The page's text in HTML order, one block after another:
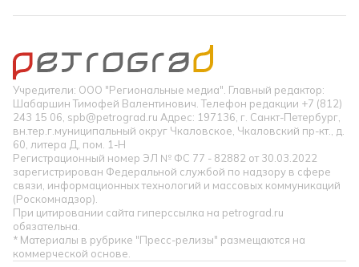
Учредители: ООО "Региональные медиа". Главный редактор:
Шабаршин Тимофей Валентинович. Телефон редакции +7 (812)
243 15 06, spb@petrograd.ru Адрес: 197136, г. Санкт-Петербург,
вн.тер.г.муниципальный округ Чкаловское, Чкаловский пр-кт., д.
60, литера Д, пом. 1-Н
Регистрационный номер ЭЛ № ФС 77 - 82882 от 30.03.2022
зарегистрирован Федеральной службой по надзору в сфере
связи, информационных технологий и массовых коммуникаций
(Роскомнадзор).
При цитировании сайта гиперссылка на petrograd.ru
обязательна.
* Материалы в рубрике "Пресс-релизы" размещаются на
коммерческой основе.